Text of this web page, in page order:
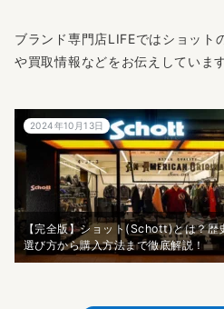
ブランド専門店LIFEではショット
や買取情報などをお伝えしています
【完全版】ショット(Schott)とは？歴
選び方から購入方法まで徹底解説！
2024年10月13日